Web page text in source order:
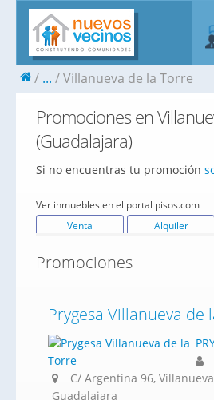
... Villanueva de la Torre
Promociones en
(Guadalajara)
Si no encuentras tu promoción
Ver inmuebles en el portal pisos.com
Venta
Alquiler
Promociones
Prygesa Villanueva de
C/ Argentina 96,
Guadalajara